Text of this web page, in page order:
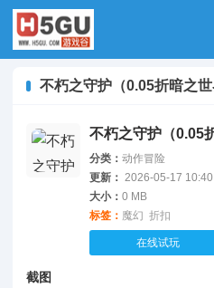
不朽之守护（0.05折暗之
不朽之守护（0.05
分类： 动作冒险
更新： 2026-05-17 10:40
大小： 0 MB
标签： 魔幻 折扣
在线试玩
截图